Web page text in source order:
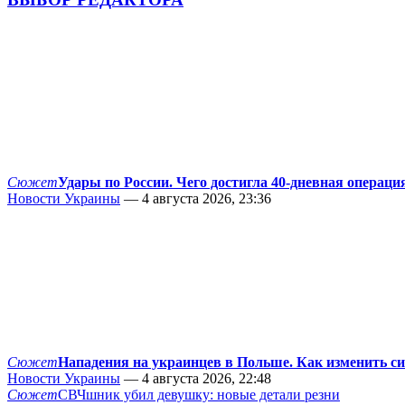
СюжетУдары по России. Чего достигла 40-дневная
Новости Украины — 4 августа 2026, 23:36
СюжетНападения на украинцев в Польше. Как изменить
Новости Украины — 4 августа 2026, 22:48
СюжетСВЧшник убил девушку: новые детали резни